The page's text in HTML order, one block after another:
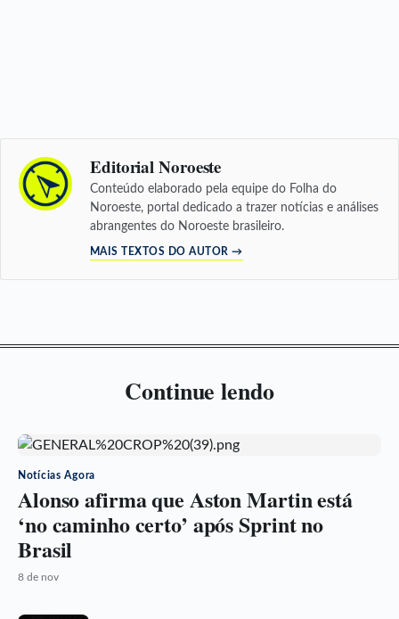
Editorial Noroeste
Conteúdo elaborado pela equipe do Folha do
Noroeste, portal dedicado a trazer notícias e análises
abrangentes do Noroeste brasileiro.
MAIS TEXTOS DO AUTOR →
Continue lendo
Notícias Agora
Alonso afirma que Aston Martin está
‘no caminho certo’ após Sprint no
Brasil
8 de nov